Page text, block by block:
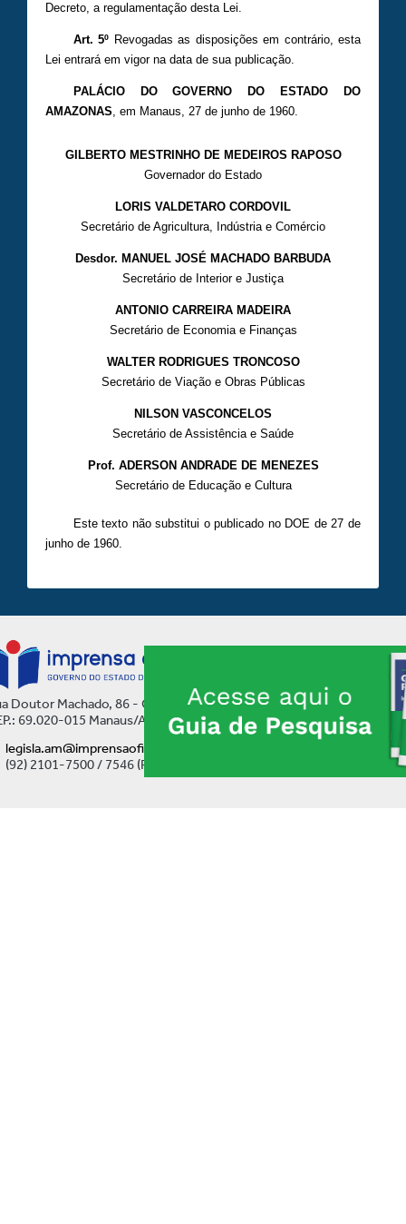
Decreto, a regulamentação desta Lei.
Art. 5º Revogadas as disposições em contrário, esta
Lei entrará em vigor na data de sua publicação.
PALÁCIO DO GOVERNO DO ESTADO DO
AMAZONAS, em Manaus, 27 de junho de 1960.
GILBERTO MESTRINHO DE MEDEIROS RAPOSO
Governador do Estado
LORIS VALDETARO CORDOVIL
Secretário de Agricultura, Indústria e Comércio
Desdor. MANUEL JOSÉ MACHADO BARBUDA
Secretário de Interior e Justiça
ANTONIO CARREIRA MADEIRA
Secretário de Economia e Finanças
WALTER RODRIGUES TRONCOSO
Secretário de Viação e Obras Públicas
NILSON VASCONCELOS
Secretário de Assistência e Saúde
Prof. ADERSON ANDRADE DE MENEZES
Secretário de Educação e Cultura
Este texto não substitui o publicado no DOE de 27 de
junho de 1960.
Doutor Machado, 86 - Centro
69.020-015 Manaus/AM
legisla.am@imprensaoficial.am.gov.br
(92) 2101-7500 / 7546 (Ramal)